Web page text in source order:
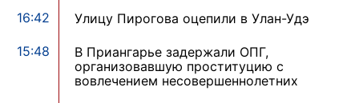
16:42 Улицу Пирогова оцепили в Улан-Удэ
15:48
В Приангарье задержали ОПГ,
организовавшую проституцию с
вовлечением несовершеннолетних